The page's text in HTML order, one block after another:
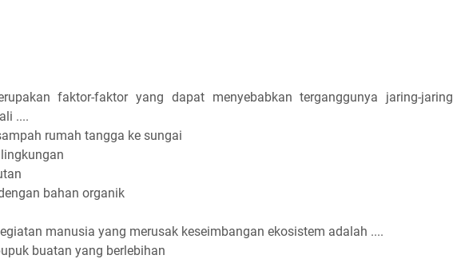
faktor-faktor yang dapat menyebabkan terganggunya jaring-jaring
....
rumah tangga ke sungai
bahan organik
manusia yang merusak keseimbangan ekosistem adalah ....
buatan yang berlebihan